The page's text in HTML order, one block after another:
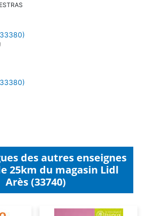
des autres enseignes
25km du magasin Lidl
Arès (33740)